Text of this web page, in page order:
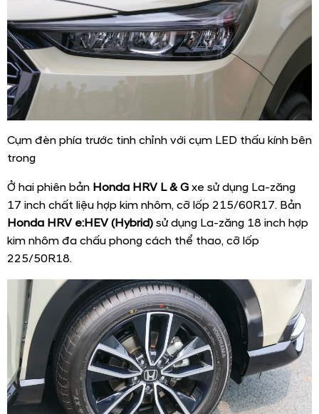
Cụm đèn phía trước tinh chỉnh với cụm LED thấu kính bên
trong
Ở hai phiên bản Honda HRV L & G xe sử dụng La-zăng
17 inch chất liệu hợp kim nhôm, cỡ lốp 215/60R17. Bản
Honda HRV e:HEV (Hybrid) sử dụng La-zăng 18 inch hợp
kim nhôm đa chấu phong cách thể thao, cỡ lốp
225/50R18.